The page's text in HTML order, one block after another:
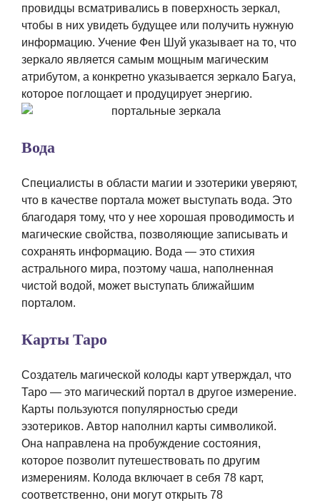
провидцы всматривались в поверхность зеркал,
чтобы в них увидеть будущее или получить нужную
информацию. Учение Фен Шуй указывает на то, что
зеркало является самым мощным магическим
атрибутом, а конкретно указывается зеркало Багуа,
которое поглощает и продуцирует энергию.
Вода
Специалисты в области магии и эзотерики уверяют,
что в качестве портала может выступать вода. Это
благодаря тому, что у нее хорошая проводимость и
магические свойства, позволяющие записывать и
сохранять информацию. Вода — это стихия
астрального мира, поэтому чаша, наполненная
чистой водой, может выступать ближайшим
порталом.
Карты Таро
Создатель магической колоды карт утверждал, что
Таро — это магический портал в другое измерение.
Карты пользуются популярностью среди
эзотериков. Автор наполнил карты символикой.
Она направлена на пробуждение состояния,
которое позволит путешествовать по другим
измерениям. Колода включает в себя 78 карт,
соответственно, они могут открыть 78